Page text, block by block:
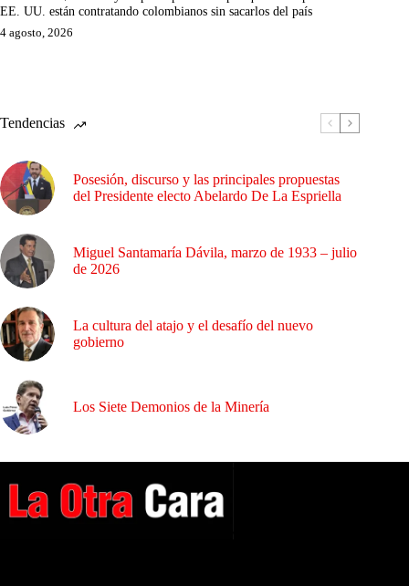
EE. UU. están contratando colombianos sin sacarlos del país
4 agosto, 2026
Tendencias
Posesión, discurso y las principales propuestas
del Presidente electo Abelardo De La Espriella
Miguel Santamaría Dávila, marzo de 1933 – julio
de 2026
La cultura del atajo y el desafío del nuevo
gobierno
Los Siete Demonios de la Minería